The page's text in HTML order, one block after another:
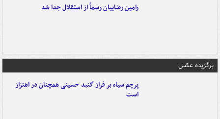
رامین رضاییان رسماً از استقلال جدا شد
برگزیده عکس
پرچم سیاه بر فراز گنبد حسینی همچنان در اهتزاز
است